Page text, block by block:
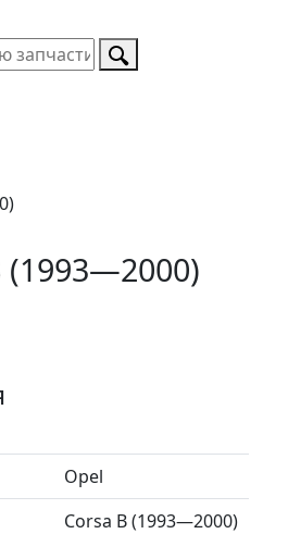
(1993—2000)
Opel
Corsa B (1993—2000)